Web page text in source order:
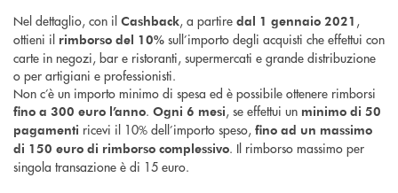
Nel dettaglio, con il Cashback, a partire dal 1 gennaio 2021 ,
ottieni il rimborso del 10% sull’importo degli acquisti che effettui con
carte in negozi, bar e ristoranti, supermercati e grande distribuzione
o per artigiani e professionisti.
Non c’è un importo minimo di spesa ed è possibile ottenere rimborsi
fino a 300 euro l’anno. Ogni 6 mesi, se effettui un minimo di 50
pagamenti ricevi il 10% dell’importo speso, fino ad un massimo
di 150 euro di rimborso complessivo. Il rimborso massimo per
singola transazione è di 15 euro.